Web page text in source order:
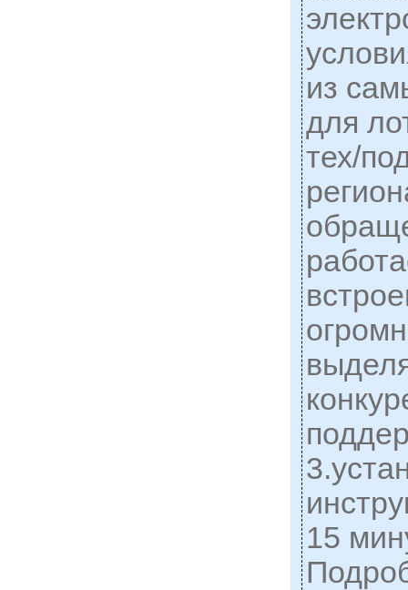
из
для
тех/
15